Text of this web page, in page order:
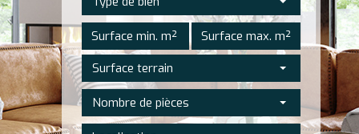
Surface terrain
Nombre de pièces